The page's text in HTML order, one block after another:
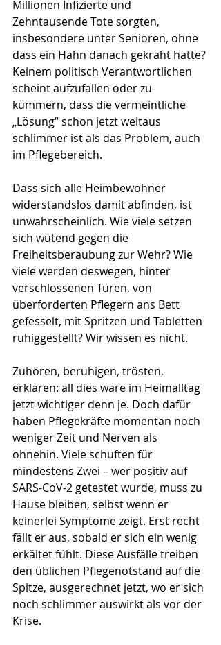
Millionen Infizierte und
Zehntausende Tote sorgten,
insbesondere unter Senioren, ohne
dass ein Hahn danach gekräht hätte?
Keinem politisch Verantwortlichen
scheint aufzufallen oder zu
kümmern, dass die vermeintliche
„Lösung“ schon jetzt weitaus
schlimmer ist als das Problem, auch
im Pflegebereich.
Dass sich alle Heimbewohner
widerstandslos damit abfinden, ist
unwahrscheinlich. Wie viele setzen
sich wütend gegen die
Freiheitsberaubung zur Wehr? Wie
viele werden deswegen, hinter
verschlossenen Türen, von
überforderten Pflegern ans Bett
gefesselt, mit Spritzen und Tabletten
ruhiggestellt? Wir wissen es nicht.
Zuhören, beruhigen, trösten,
erklären: all dies wäre im Heimalltag
jetzt wichtiger denn je. Doch dafür
haben Pflegekräfte momentan noch
weniger Zeit und Nerven als
ohnehin. Viele schuften für
mindestens Zwei – wer positiv auf
SARS-CoV-2 getestet wurde, muss zu
Hause bleiben, selbst wenn er
keinerlei Symptome zeigt. Erst recht
fällt er aus, sobald er sich ein wenig
erkältet fühlt. Diese Ausfälle treiben
den üblichen Pflegenotstand auf die
Spitze, ausgerechnet jetzt, wo er sich
noch schlimmer auswirkt als vor der
Krise.